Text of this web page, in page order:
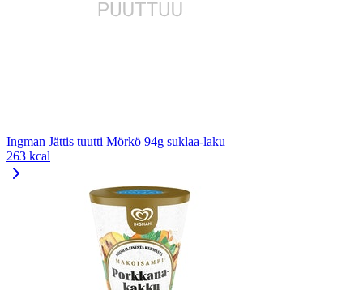
Ingman Jättis tuutti Mörkö 94g suklaa-laku
263 kcal